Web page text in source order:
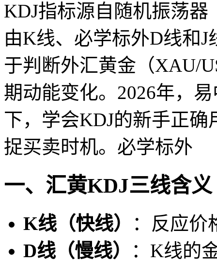
KDJ指标源自随机振荡器
由K线、必学标外D线和
于判断外汇黄金（XAU/
期动能变化。2026年，
下，学会KDJ的新手正
捉买卖时机。必学标外
一、汇黄KDJ三线含义
K线（快线）
：反应价
D线（慢线）
：K线的